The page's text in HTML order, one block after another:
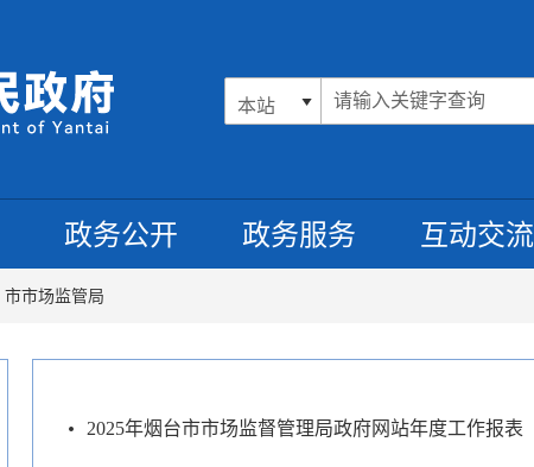
政务公开 政务服务 互动交流
市市场监管局
2025年烟台市市场监督管理局政府网站年度工作报表